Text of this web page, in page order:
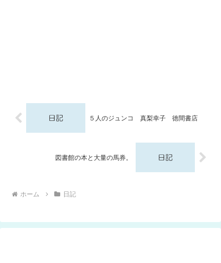
５人のジュンコ 真梨幸子 徳間書店
図書館の本と大量の馬券。
ホーム 日記